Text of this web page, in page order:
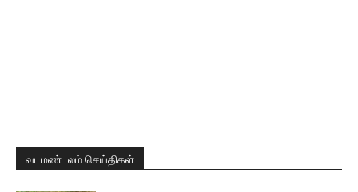
வடமண்டலம் செய்திகள்